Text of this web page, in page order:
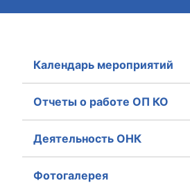
Календарь мероприятий
Отчеты о работе ОП КО
Деятельность ОНК
Фотогалерея